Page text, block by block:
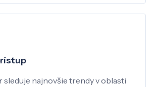
sleduje najnovšie trendy v oblasti